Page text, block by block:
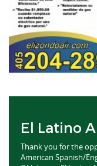
El Latino
Thank you for the
American Spanish/